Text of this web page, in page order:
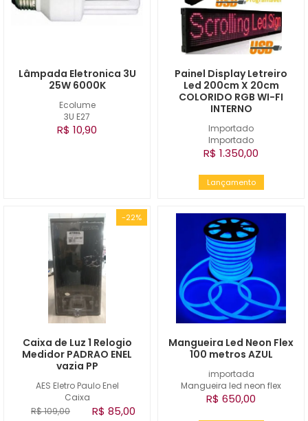
Ecolume
3U E27
Lâmpada Eletronica 3U
25W 6000K
R$ 10,90
Importado
Importado
Painel Display Letreiro
Led 200cm X 20cm
COLORIDO RGB WI-FI
INTERNO
R$ 1.350,00
Lançamento
-22%
AES Eletro Paulo Enel
Caixa
Caixa de Luz 1 Relogio
Medidor PADRAO ENEL
vazia PP
R$ 109,00 R$ 85,00
importada
Mangueira led neon flex
Mangueira Led Neon Flex
100 metros AZUL
R$ 650,00